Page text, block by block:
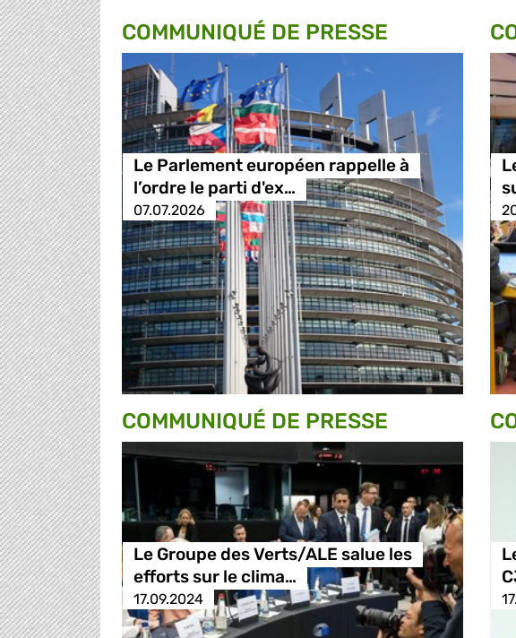
COMMUNIQUÉ DE PRESSE
Le Parlement européen rappelle à
l’ordre le parti d'ex…
07.07.2026
COMMUNIQUÉ DE PRESSE
Le Groupe des Verts/ALE salue les
efforts sur le clima…
17.09.2024